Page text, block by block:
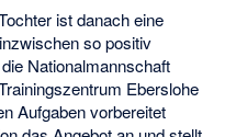
ist danach eine
so positiv
Nationalmannschaft
Eberslohe
Aufgaben vorbereitet